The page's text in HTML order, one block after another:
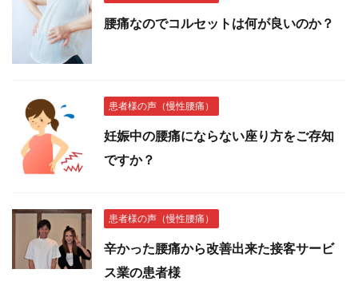
腰痛なのでコルセットは何が良いのか？
患者様の声（慢性腰痛）
妊娠中の腰痛にならない座り方をご存知
ですか？
患者様の声（慢性腰痛）
辛かった腰痛から改善出来た接客サービ
ス業の患者様